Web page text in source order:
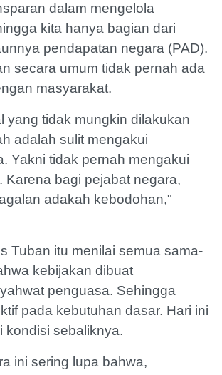
dalam mengelola
kita hanya bagian dari
pendapatan negara (PAD).
secara umum tidak pernah ada
masyarakat.
yang tidak mungkin dilakukan
adalah sulit mengakui
Yakni tidak pernah mengakui
Karena bagi pejabat negara,
adakah kebodohan,"
Tuban itu menilai semua sama-
kebijakan dibuat
penguasa. Sehingga
pada kebutuhan dasar. Hari ini
kondisi sebaliknya.
ini sering lupa bahwa,